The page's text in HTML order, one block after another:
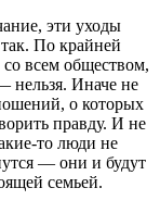
эти уходы
По крайней
всем обществом,
нельзя. Иначе не
о которых
правду. И не
то люди не
— они и будут
семьей.